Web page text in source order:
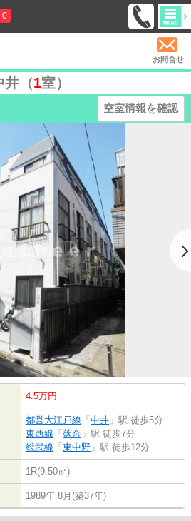
0
お問合せ
井（1室）
空室情報を確認
4.5万円
都営大江戸線 「 中井 」駅 徒歩5分
東西線 「 落合 」駅 徒歩7分
総武線 「 東中野 」駅 徒歩12分
1R(9.50㎡)
1989年 8月(築37年)